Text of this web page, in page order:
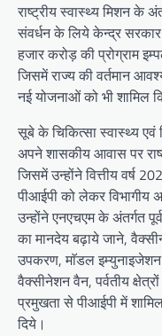
राष्ट्रीय स्वास्थ्य मिशन के
संवर्धन के लिये केन्द्र
हजार करोड़ की प्रोग्राम
जिसमें राज्य की वर्तमान
नई योजनाओं को भी शामिल
सूबे के चिकित्सा स्वास्थ्य एवं
अपने शासकीय आवास पर
जिसमें उन्होंने वित्तीय वर्ष
पीआईपी को लेकर विभागीय
उन्होंने एनएचएम के अंतर्गत
का मानदेय बढ़ाये जाने,
उपकरण, माॅडल इम्युनाइजेशन
वैक्सीनेशन वैन, पर्वतीय
प्रमुखता से पीआईपी में
दिये।